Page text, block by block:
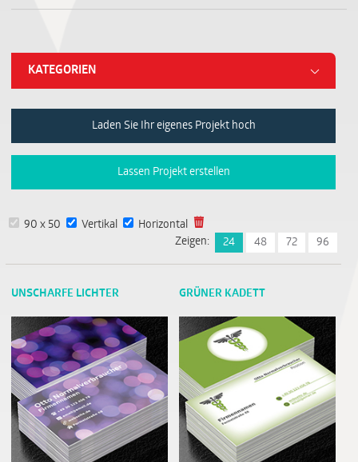
KATEGORIEN
Laden Sie Ihr eigenes Projekt hoch
Lassen Projekt erstellen
90 x 50 Vertikal
Horizontal
Zeigen:
24 48 72 96
UNSCHARFE LICHTER GRÜNER KADETT